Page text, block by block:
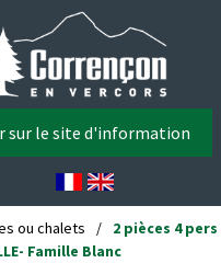
sur le site d'information
ou chalets /
2 pièces 4 pers
Famille Blanc